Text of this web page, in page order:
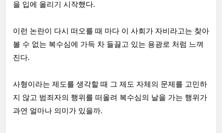
을 입에 올리기 시작했다.
이런 논란이 다시 떠오를 때 마다 이 사회가 자비라고는 찾아
볼 수 없는 복수심에 가득 차 들끓고 있는 용광로 처럼 느껴
진다.
사형이라는 제도를 생각할 때 그 제도 자체의 문제를 고민하
지 않고 범죄자의 행위를 떠올려 복수심의 날을 가는 행위가
과연 얼마나 의미가 있을까.